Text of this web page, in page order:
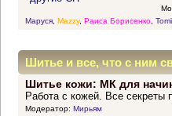
Маруся, Mazzy, Раиса Борисенко,
Шитье и все, что с ним
Шитье кожи: МК для
Работа с кожей. Все секреты
Модератор: Мирьям